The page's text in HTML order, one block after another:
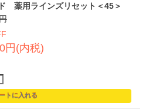
薬用ラインズリセット＜45＞
円(内税)